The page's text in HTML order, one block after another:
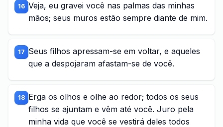
16 Veja, eu gravei você nas palmas das minhas
mãos; seus muros estão sempre diante de mim.
17 Seus filhos apressam-se em voltar, e aqueles
que a despojaram afastam-se de você.
18 Erga os olhos e olhe ao redor; todos os seus
filhos se ajuntam e vêm até você. Juro pela
minha vida que você se vestirá deles todos